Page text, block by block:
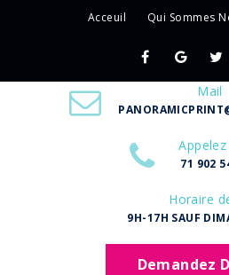
Acceuil Qui Sommes
Mail
Appelez
71 902
Horaire
9H-17H SAUF
Demandez